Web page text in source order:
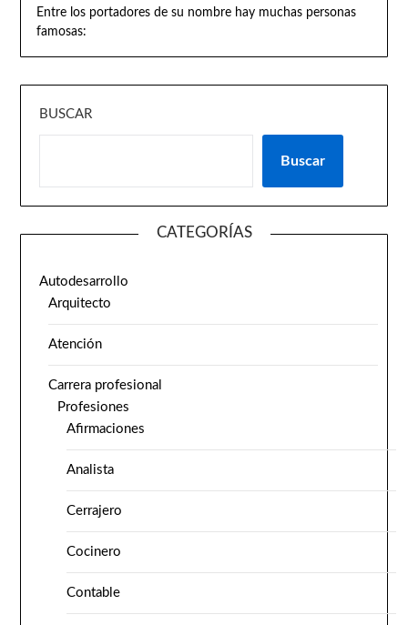
Entre los portadores de su nombre hay muchas personas
famosas:
BUSCAR
Buscar
CATEGORÍAS
Autodesarrollo
Arquitecto
Atención
Carrera profesional
Profesiones
Afirmaciones
Analista
Cerrajero
Cocinero
Contable